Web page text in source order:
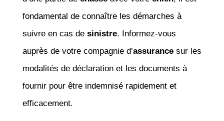
fondamental de connaître les démarches à
suivre en cas de sinistre. Informez-vous
auprès de votre compagnie d’assurancesur les
modalités de déclaration et les documents à
fournir pour être indemnisé rapidement et
efficacement.